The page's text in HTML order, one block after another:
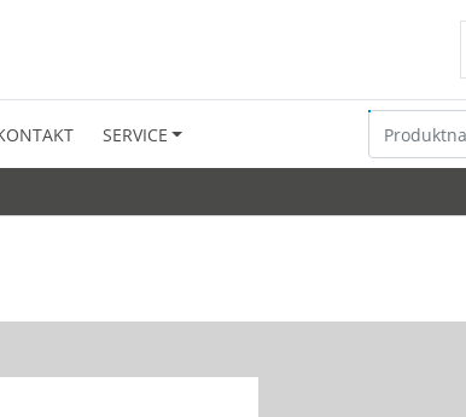
SERVICE